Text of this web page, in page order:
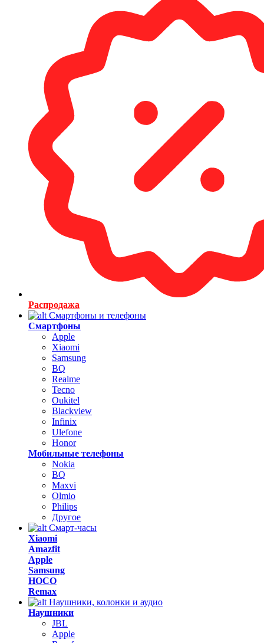
Распродажа
Смартфоны и телефоны
Смартфоны
Apple
Xiaomi
Samsung
BQ
Realme
Tecno
Oukitel
Blackview
Infinix
Ulefone
Honor
Мобильные телефоны
Nokia
BQ
Maxvi
Olmio
Philips
Другое
Смарт-часы
Xiaomi
Amazfit
Apple
Samsung
HOCO
Remax
Наушники, колонки и аудио
Наушники
JBL
Apple